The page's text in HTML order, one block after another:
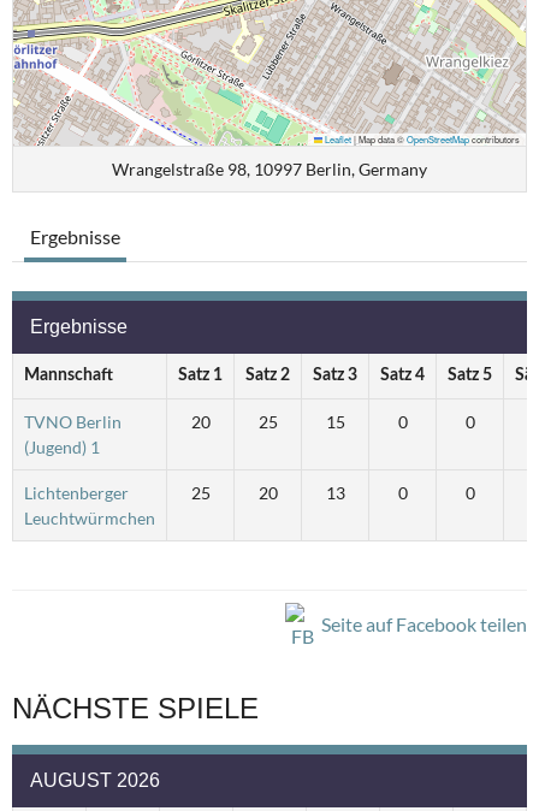
Leaflet|Map data ©OpenStreetMapcontributors
Wrangelstraße 98, 10997 Berlin, Germany
Ergebnisse
Ergebnisse
Mannschaft Satz 1 Satz 2 Satz 3 Satz 4 Satz 5
TVNO Berlin
(Jugend) 1
20 25 15 0 0
Lichtenberger
Leuchtwürmchen
25 20 13 0 0
Seite auf Facebook teilen
NÄCHSTE SPIELE
AUGUST 2026